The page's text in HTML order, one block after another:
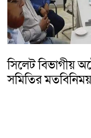
সিলেট বিভাগীয়
সমিতির